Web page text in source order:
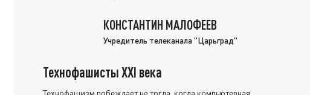
КОНСТАНТИН МАЛОФЕЕВ
Учредитель телеканала "Царьград"
Технофашисты XXI века
Технофашизм побеждает не тогда, когда компьютерная